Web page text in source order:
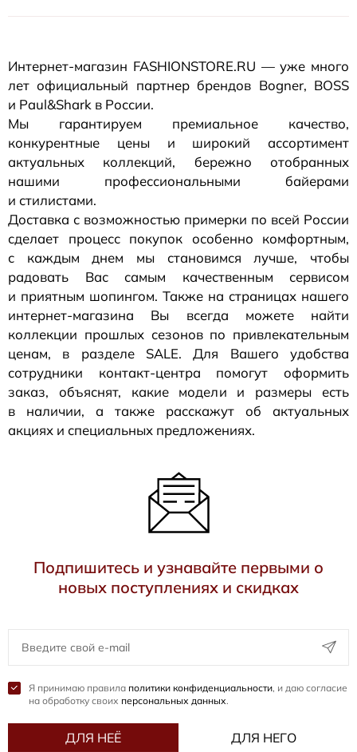
Интернет-магазин FASHIONSTORE.RU — уже много
лет официальный партнер брендов Bogner, BOSS
и Paul&Shark в России.
Мы гарантируем премиальное качество,
конкурентные цены и широкий ассортимент
актуальных коллекций, бережно отобранных
нашими профессиональными байерами
и стилистами.
Доставка с возможностью примерки по всей России
сделает процесс покупок особенно комфортным,
с каждым днем мы становимся лучше, чтобы
радовать Вас самым качественным сервисом
и приятным шопингом. Также на страницах нашего
интернет-магазина Вы всегда можете найти
коллекции прошлых сезонов по привлекательным
ценам, в разделе SALE. Для Вашего удобства
сотрудники контакт-центра помогут оформить
заказ, объяснят, какие модели и размеры есть
в наличии, а также расскажут об актуальных
акциях и специальных предложениях.
Подпишитесь и узнавайте первыми о
новых поступлениях и скидках
Я принимаю правила политики конфиденциальности, и даю согласие
на обработку своих персональных данных.
ДЛЯ НЕЁ ДЛЯ НЕГО